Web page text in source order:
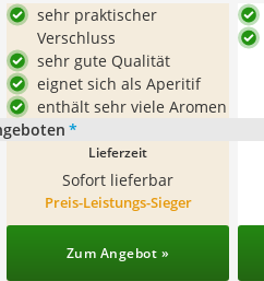
sehr praktischer
Verschluss
sehr gute Qualität
eignet sich als Aperitif
enthält sehr viele Aromen
*
Lieferzeit
Sofort lieferbar
Preis-Leistungs-Sieger
Zum Angebot »